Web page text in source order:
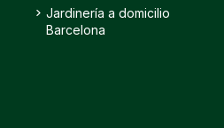
Jardinería a domicilio
Barcelona